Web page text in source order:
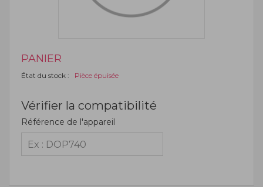
PANIER
État du stock : Pièce épuisée
Vérifier la compatibilité
Référence de l'appareil